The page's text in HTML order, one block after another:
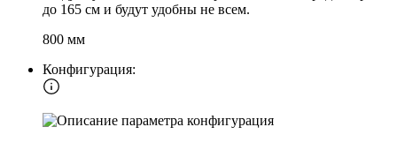
до 165 см и будут удобны не всем.
800 мм
Конфигурация: